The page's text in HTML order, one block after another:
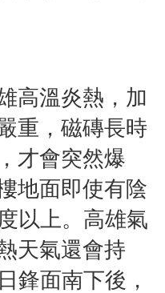
高溫炎熱，加
重，磁磚長時
才會突然爆
地面即使有陰
以上。高雄氣
天氣還會持
鋒面南下後，